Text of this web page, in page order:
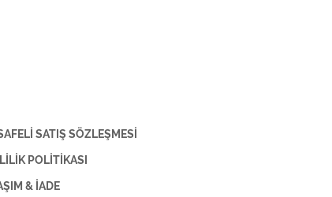
SATIŞ SÖZLEŞMESİ
POLİTİKASI
& İADE